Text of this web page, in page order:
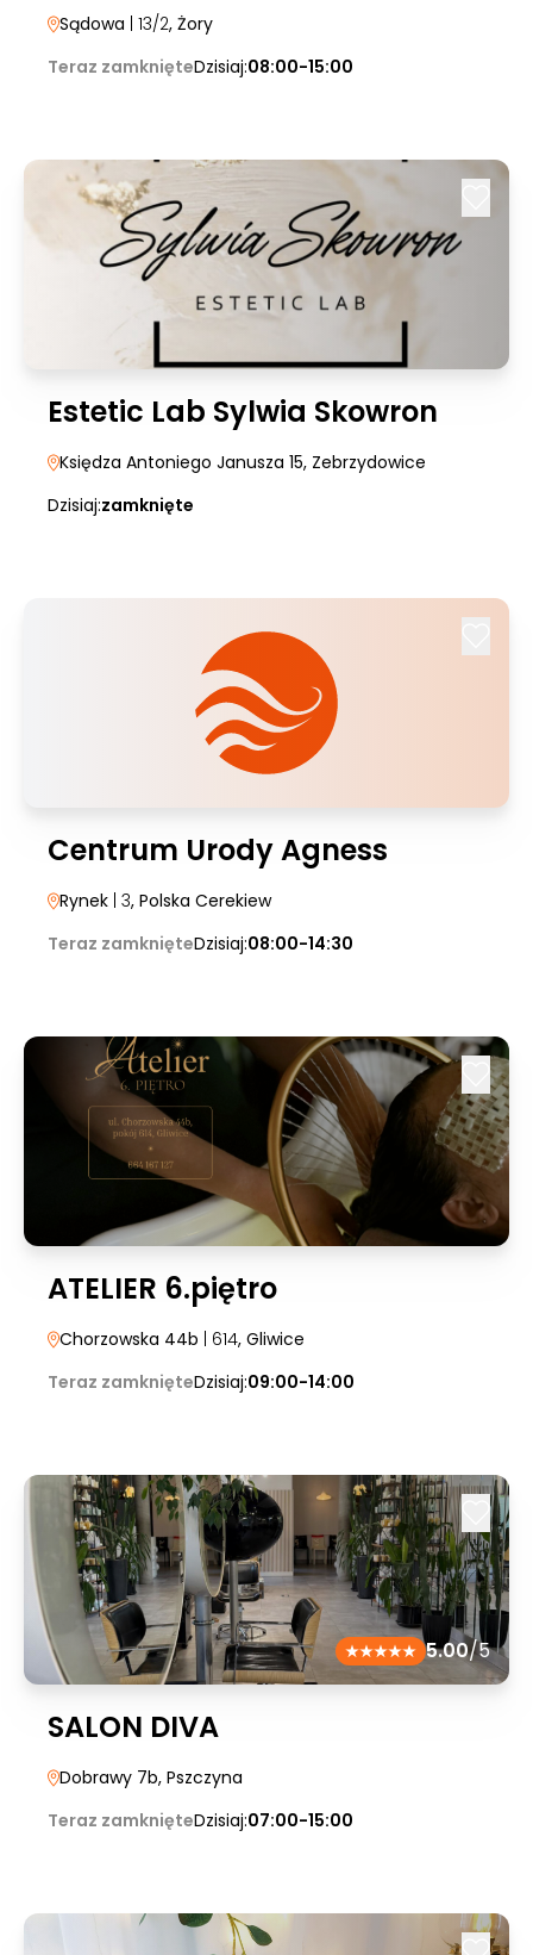
Sądowa | 13/2, Żory
Teraz zamknięteDzisiaj:08:00-15:00
Estetic Lab Sylwia Skowron
Księdza Antoniego Janusza 15, Zebrzydowice
Dzisiaj:zamknięte
Centrum Urody Agness
Rynek | 3, Polska Cerekiew
Teraz zamknięteDzisiaj:08:00-14:30
ATELIER 6.piętro
Chorzowska 44b | 614, Gliwice
Teraz zamknięteDzisiaj:09:00-14:00
5.00/5
SALON DIVA
Dobrawy 7b, Pszczyna
Teraz zamknięteDzisiaj:07:00-15:00